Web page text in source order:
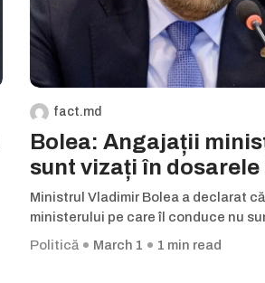
fact.md
Bolea: Angajații
sunt vizați în dosarele
Ministrul Vladimir Bolea a declarat
ministerului pe care îl conduce nu
Politică
March 1 1 min read